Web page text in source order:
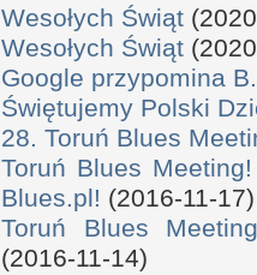
Wesołych Świąt
Wesołych Świąt
Google przypomina
Świętujemy Polski
28. Toruń Blues
Toruń Blues
Blues.pl! (2016-11-17)
Toruń Blues
(2016-11-14)